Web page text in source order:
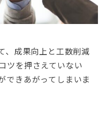
、成果向上と工数削減
ツを押さえていない
できあがってしまいま